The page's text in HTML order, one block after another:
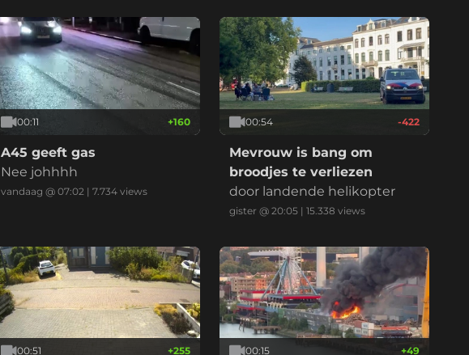
00:11 +160
A45 geeft gas
Nee johhhh
vandaag @ 07:02 | 7.734views
00:54 -422
Mevrouw is bang om
broodjes te verliezen
door landende helikopter
gister @ 20:05 |15.338 views
00:51 +255 00:15 +49